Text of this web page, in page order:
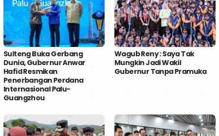
Sulteng Buka Gerbang
Dunia, Gubernur Anwar
Hafid Resmikan
Penerbangan Perdana
Internasional Palu-
Guangzhou
Wagub Reny : Saya Tak
Mungkin Jadi Wakil
Gubernur Tanpa Pramuka